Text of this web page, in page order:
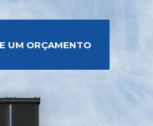
UM ORÇAMENTO